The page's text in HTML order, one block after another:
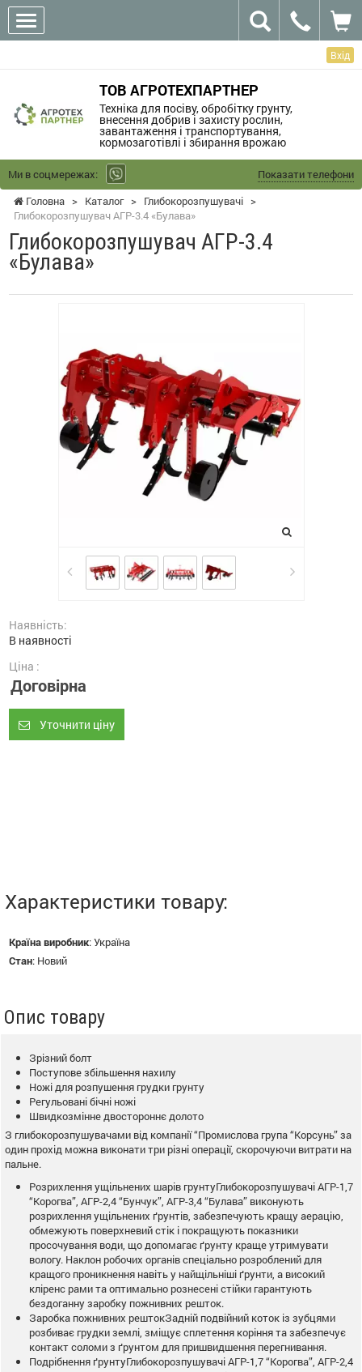
Вхід
ТОВ АГРОТЕХПАРТНЕР
Техніка для посіву, обробітку грунту,
внесення добрив і захисту рослин,
завантаження і транспортування,
кормозаготівлі і збирання врожаю
Ми в соцмережах:
Показати телефони
Головна > Каталог > Глибокорозпушувачі >
Глибокорозпушувач АГР-3.4 «Булава»
Глибокорозпушувач АГР-3.4
«Булава»
Наявність:
В наявності
Ціна :
Договірна
Уточнити ціну
Характеристики товару:
Країна виробник:Україна
Стан: Новий
Опис товару
Зрізний болт
Поступове збільшення нахилу
Ножі для розпушення грудки грунту
Регульовані бічні ножі
Швидкозмінне двостороннє долото
З глибокорозпушувачами від компанії “Промислова група “Корсунь” за
один прохід можна виконати три різні операції, скорочуючи витрати на
пальне.
Розрихлення ущільнених шарів грунтуГлибокорозпушувачі АГР-1,7
“Корогва”, АГР-2,4 “Бунчук”, АГР-3,4 “Булава” виконують
розрихлення ущільнених ґрунтів, забезпечують кращу аерацію,
обмежують поверхневий стік і покращують показники
просочування води, що допомагає ґрунту краще утримувати
вологу. Наклон робочих органів спеціально розроблений для
кращого проникнення навіть у найщільніші ґрунти, а високий
кліренс рами та оптимально рознесені стійки гарантують
бездоганну заробку пожнивних решток.
Заробка пожнивних рештокЗадній подвійний коток із зубцями
розбиває грудки землі, зміщує сплетення коріння та забезпечує
контакт соломи з ґрунтом для пришвидшення перегнивання.
Подрібнення ґрунтуГлибокорозпушувачі АГР-1,7 “Корогва”, АГР-2,4